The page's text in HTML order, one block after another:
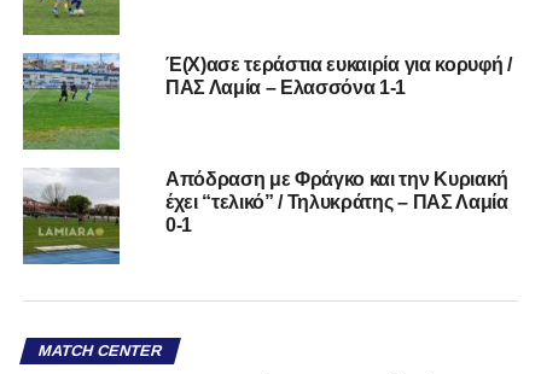
Έ(Χ)ασε τεράστια ευκαιρία για κορυφή /
ΠΑΣ Λαμία – Ελασσόνα 1-1
Απόδραση με Φράγκο και την Κυριακή
έχει “τελικό” / Τηλυκράτης – ΠΑΣ Λαμία
0-1
MATCH CENTER